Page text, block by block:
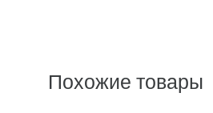
Похожие товары